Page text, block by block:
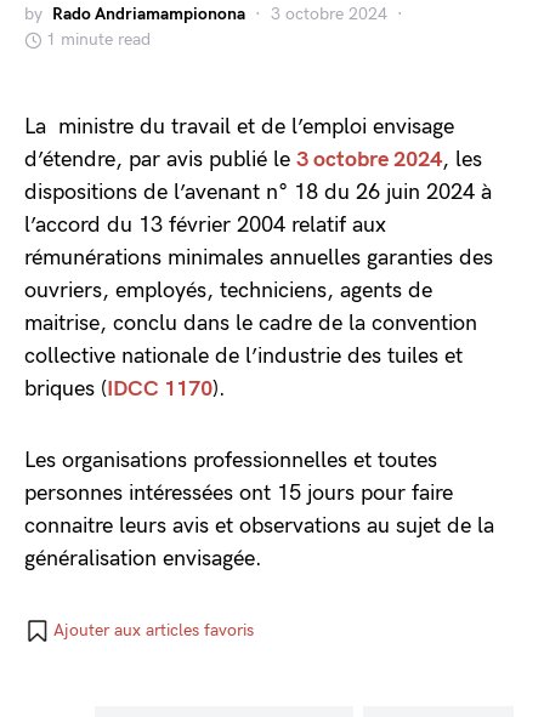
by Rado Andriamampionona
3 octobre 2024
1 minute read
La ministre du travail et de l’emploi envisage
d’étendre, par avis publié le 3 octobre 2024, les
dispositions de l’avenant n° 18 du 26 juin 2024 à
l’accord du 13 février 2004 relatif aux
rémunérations minimales annuelles garanties des
ouvriers, employés, techniciens, agents de
maitrise, conclu dans le cadre de la convention
collective nationale de l’industrie des tuiles et
briques (IDCC 1170).
Les organisations professionnelles et toutes
personnes intéressées ont 15 jours pour faire
connaitre leurs avis et observations au sujet de la
généralisation envisagée.
Ajouter aux articles favoris